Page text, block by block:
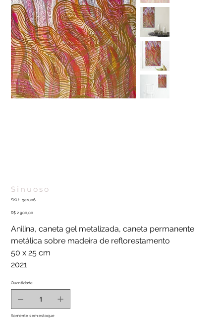
Sinuoso
SKU: SKU
ger006
Preço
R$ 2.900,00
Anilina, caneta gel metalizada, caneta permanente
metálica sobre madeira de reflorestamento
50 x 25 cm
2021
Quantidade
Somente 1 em estoque